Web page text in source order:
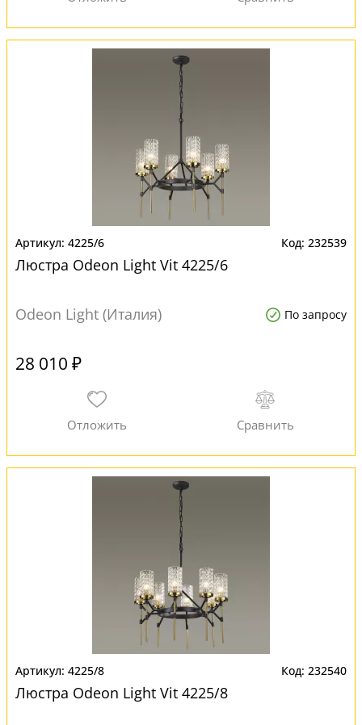
4225/6 232539
Люстра Odeon Light Vit 4225/6
Odeon Light (Италия) По запросу
28 010 ₽
4225/8 232540
Люстра Odeon Light Vit 4225/8